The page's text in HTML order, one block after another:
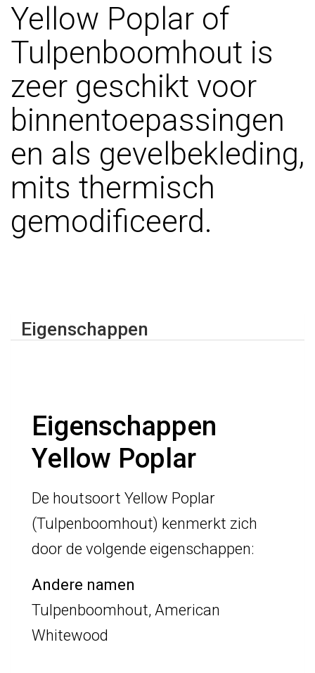
Yellow Poplar of
Tulpenboomhout is
zeer geschikt voor
binnentoepassingen
en als gevelbekleding,
mits thermisch
gemodificeerd.
Eigenschappen
Eigenschappen
Yellow Poplar
De houtsoort Yellow Poplar
(Tulpenboomhout) kenmerkt zich
door de volgende eigenschappen:
Andere namen
Tulpenboomhout, American
Whitewood